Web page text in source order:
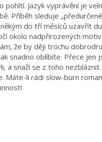
Jazyk vyprávění je
Příběh sleduje
do tří měsíců uzavřít
okolo nadpřirozených
že by ději trochu
snadno oblíbíte. Přece jen
a snaží se z toho
Máte-li rádi slow-burn